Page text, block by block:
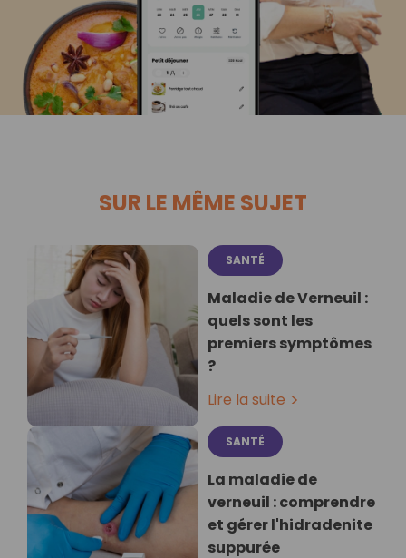
SUR LE MÊME SUJET
SANTÉ
Maladie de Verneuil :
quels sont les
premiers symptômes
?
Lire la suite
SANTÉ
La maladie de
verneuil : comprendre
et gérer l'hidradenite
suppurée